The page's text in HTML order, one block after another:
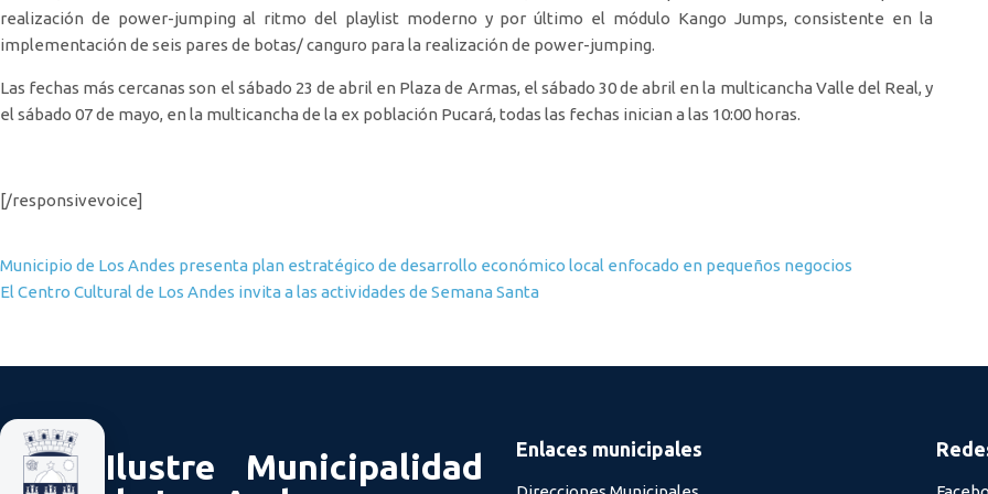
realización de power-jumping al ritmo del playlist moderno y por último el módulo Kango Jumps, consistente en la
implementación de seis pares de botas/ canguro para la realización de power-jumping.
Las fechas más cercanas son el sábado 23 de abril en Plaza de Armas, el sábado 30 de abril en la multicancha Valle del Real, y
el sábado 07 de mayo, en la multicancha de la ex población Pucará, todas las fechas inician a las 10:00 horas.
[/responsivevoice]
Navegación de entradas
Municipio de Los Andes presenta plan estratégico de desarrollo económico local enfocado en pequeños negocios
El Centro Cultural de Los Andes invita a las actividades de Semana Santa
Ilustre Municipalidad
Enlaces municipales